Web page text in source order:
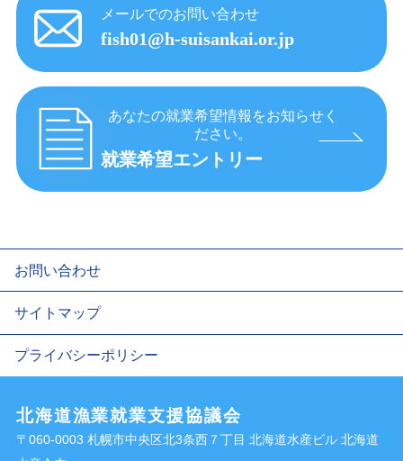
メールでのお問い合わせ
fish01@h-suisankai.or.jp
あなたの就業希望情報をお知らせく
ださい。
就業希望エントリー
お問い合わせ
サイトマップ
プライバシーポリシー
北海道漁業就業支援協議会
〒060-0003 札幌市中央区北3条西７丁目 北海道水産ビル 北海道